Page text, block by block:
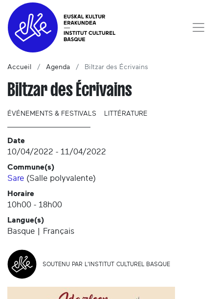
Accueil Agenda Biltzar des Écrivains
Biltzar des Écrivains
ÉVÉNEMENTS & FESTIVALS LITTÉRATURE
Date
10/04/2022 - 11/04/2022
Commune(s)
Sare (Salle polyvalente)
Horaire
10h00 - 18h00
Langue(s)
Basque | Français
SOUTENU PAR L'INSTITUT CULTUREL BASQUE